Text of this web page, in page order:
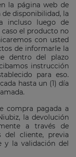
la página web de
disponibilidad, la
incluso luego de
el producto no
con usted
de informarle la
dentro del plazo
instrucción
para eso.
hasta un (1) día
compra pagada a
la devolución
a través de
del cliente, previa
y la validación del